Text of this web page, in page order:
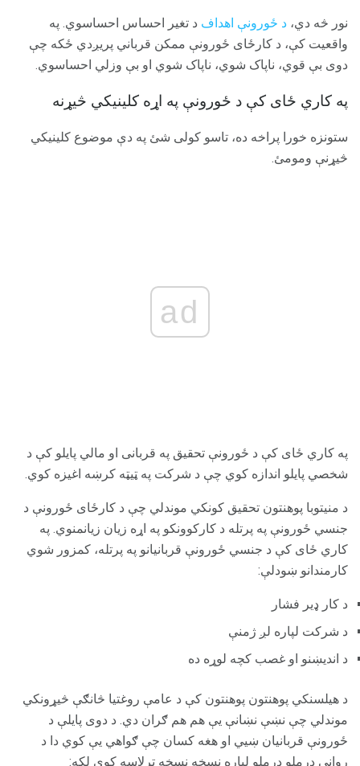
نور څه دي، د ځورونې اهداف د تغیر احساس احساسوي. په
واقعیت کې، د کارځای ځورونې ممکن قرباني پریږدي ځکه چې
دوی بې قوي، ناپاک شوي، ناپاک شوي او بې وزلي احساسوي.
په کاري ځای کې د ځورونې په اړه کلینیکي څیړنه
ستونزه خورا پراخه ده، تاسو کولی شئ په دې موضوع کلینیکي
څیړنې ومومئ.
ad
په کاري ځای کې د ځورونې تحقیق په قربانی او مالي پایلو کې د
شخصي پایلو اندازه کوي چې د شرکت په ټیټه کرښه اغیزه کوي.
د منیتوبا پوهنتون تحقیق کونکي موندلي چې د کارځای ځورونې د
جنسي ځورونې په پرتله د کارکوونکو په اړه زیان زیانمنوي. په
کاري ځای کې د جنسي ځورونې قربانیانو په پرتله، کمزور شوي
کارمندانو ښودلې:
د کار ډیر فشار
د شرکت لپاره لږ ژمنې
د اندیښنو او غصب کچه لوړه ده
د هیلسنکي پوهنتون پوهنتون کې د عامې روغتیا څانګې څیړونکي
موندلي چې نښې نښانې یې هم هم ګران دي. د دوی پایلې د
ځورونې قربانیان ښیي او هغه کسان چې ګواهي یې کوي دا د
رواني درملو درملو لپاره نسخه نسخه ترلاسه کوي لکه: